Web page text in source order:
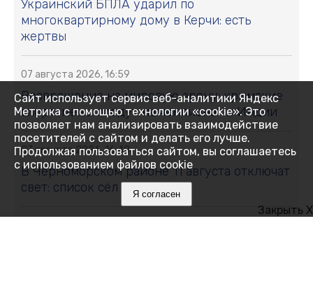
Украинский БПЛА ударил по
многоквартирному дому в Керчи: есть
жертвы
07 августа 2026, 16:59
Возвращение на мировую арену: крымские
спортсмены поедут на чемпионат в Индии
07 августа 2026, 16:48
В Черноморском районе 11 августа отключат
свет: список сёл и улиц
Закрыть X
Сайт использует сервис веб-аналитики Яндекс
Метрика с помощью технологии «cookie». Это
позволяет нам анализировать взаимодействие
посетителей с сайтом и делать его лучше.
Продолжая пользоваться сайтом, вы соглашаетесь
с использованием файлов cookie
Я согласен